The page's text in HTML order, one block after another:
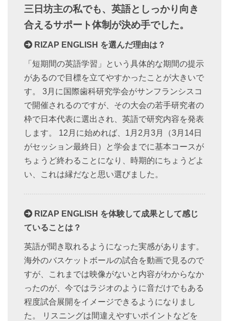
三日坊主の私でも、英語としっかり向き
合えるサポート体制が決め手でした。
RIZAP ENGLISH を選んだ理由は？
「短期間の英語学習」という具体的な期間の提示
があるので目標を立てやすかったことが大きいで
す。 3月に国際歯科研究学会がサンフランシスコ
で開催されるのですが、その大会の若手研究者の
枠で日本代表に選出され、英語で研究内容を発表
します。 12月に始めれば、1月2月3月（3月14日
がセッション最終日）と学会までに基本コースが
ちょうど終わることになり、時期的にちょうどよ
い、これは縁だなと思い選びました。
RIZAP ENGLISH を体験して成果として感じ
ていることは？
英語が聞き取れるようになった実感があります。
海外のバスケットボールの試合を動画で見るので
すが、これまでは映像がないと内容がわからなか
ったのが、今ではラジオのように音だけでもある
程度試合展開をイメージできるようになりまし
た。 リスニングは間違えやすいポイントなどを